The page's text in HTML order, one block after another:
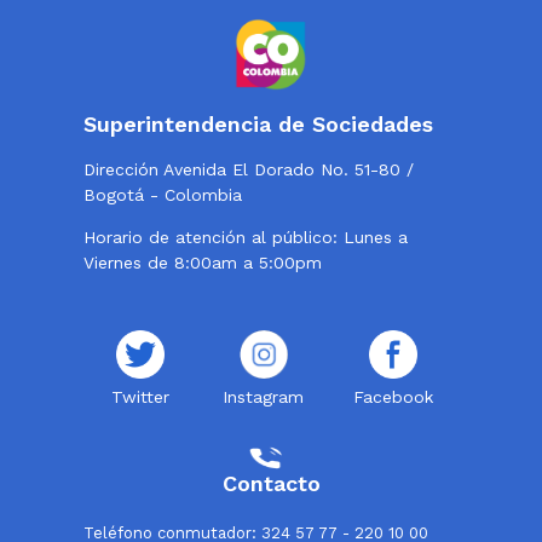
Superintendencia de Sociedades
Dirección Avenida El Dorado No. 51-80 /
Bogotá - Colombia
Horario de atención al público: Lunes a
Viernes de 8:00am a 5:00pm
Twitter Instagram Facebook
Contacto
Teléfono conmutador: 324 57 77 - 220 10 00